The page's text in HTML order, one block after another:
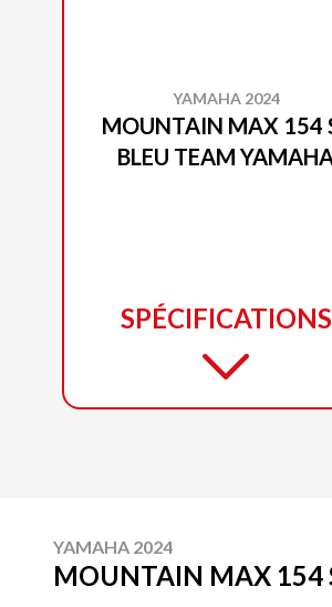
YAMAHA 2024
MOUNTAIN MAX 154
BLEU TEAM
SPÉCIFICATIONS
YAMAHA 2024
MOUNTAIN MAX 154